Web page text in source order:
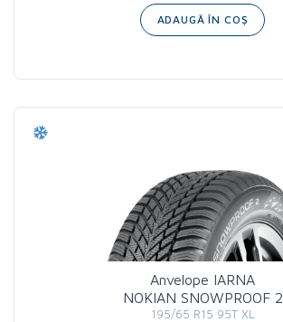
ADAUGĂ ÎN COȘ
Anvelope IARNA
NOKIAN SNOWPROOF 2
195/65 R15 95T XL